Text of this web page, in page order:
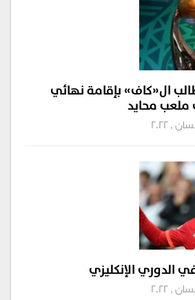
ال«كاف» بإقامة نهائي
محايد
الدوري الإنكليزي